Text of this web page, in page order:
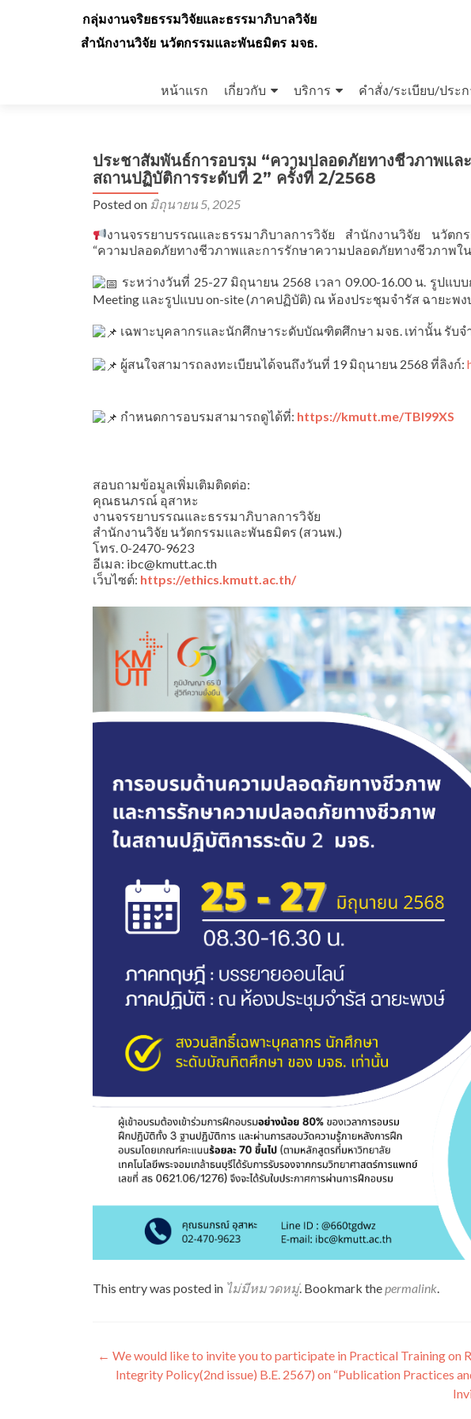
กลุ่มงานจริยธรรมวิจัยและธรรมาภิบาลวิจัย
สำนักงานวิจัย นวัตกรรมและพันธมิตร มจธ.
to
หน้าแรก เกี่ยวกับ บริการ คำสั่ง/ระเบียบ/ประ
ประชาสัมพันธ์การอบรม “ความปลอดภัยทางชีวภาพแล
สถานปฏิบัติการระดับที่ 2” ครั้งที่ 2/2568
Posted on มิถุนายน 5, 2025
งานจรรยาบรรณและธรรมาภิบาลการวิจัย สำนักงานวิจัย นวัต
“ความปลอดภัยทางชีวภาพและการรักษาความปลอดภัยทางชีวภาพใ
ระหว่างวันที่ 25-27 มิถุนายน 2568 เวลา 09.00-16.00 น. รูปแ
Meeting และรูปแบบ on-site (ภาคปฏิบัติ) ณ ห้องประชุมจำรัส ฉายะพง
เฉพาะบุคลากรและนักศึกษาระดับบัณฑิตศึกษา มจธ. เท่านั้น รับจ
ผู้สนใจสามารถลงทะเบียนได้จนถึงวันที่ 19 มิถุนายน 2568 ที่ลิงก์:
กำหนดการอบรมสามารถดูได้ที่: https://kmutt.me/TBI99XS
สอบถามข้อมูลเพิ่มเติมติดต่อ:
คุณธนภรณ์ อุสาหะ
งานจรรยาบรรณและธรรมาภิบาลการวิจัย
สำนักงานวิจัย นวัตกรรมและพันธมิตร (สวนพ.)
โทร. 0-2470-9623
อีเมล: ibc@kmutt.ac.th
เว็บไซต์: https://ethics.kmutt.ac.th/
This entry was posted in ไม่มีหมวดหมู่. Bookmark thepermalink.
แนะแนว
เรื่อง
← We would like to invite you to participate in Practical Training on
Integrity Policy(2nd issue) B.E. 2567) on “Publication Practices